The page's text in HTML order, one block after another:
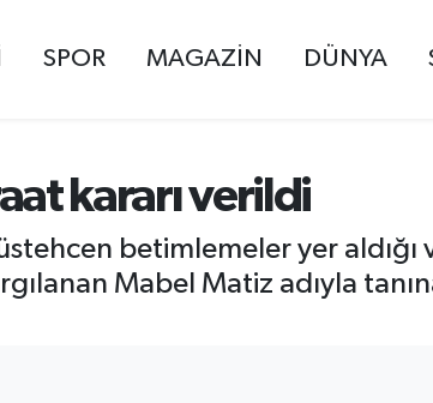
SPOR MAGAZİN DÜNYA
kararı verildi
betimlemeler yer
Mabel Matiz adıyla